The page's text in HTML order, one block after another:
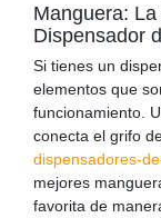
Manguera:
Dispensador
Si tienes un
elementos que
funcionamiento.
conecta el grifo
dispensadores-
mejores
favorita de